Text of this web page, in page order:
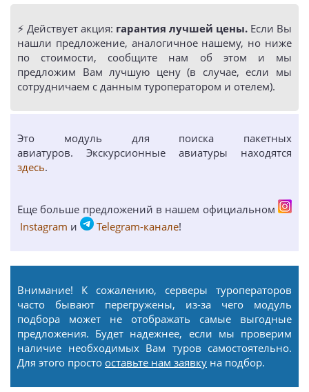
⚡️ Действует акция: гарантия лучшей цены. Если Вы
нашли предложение, аналогичное нашему, но ниже
по стоимости, сообщите нам об этом и мы
предложим Вам лучшую цену (в случае, если мы
сотрудничаем с данным туроператором и отелем).
Это модуль для поиска пакетных
авиатуров. Экскурсионные авиатуры находятся
здесь.
Еще больше предложений в нашем официальном
Instagram и Telegram-канале!
Внимание! К сожалению, серверы туроператоров
часто бывают перегружены, из-за чего модуль
подбора может не отображать самые выгодные
предложения. Будет надежнее, если мы проверим
наличие необходимых Вам туров самостоятельно.
Для этого просто оставьте нам заявку на подбор.